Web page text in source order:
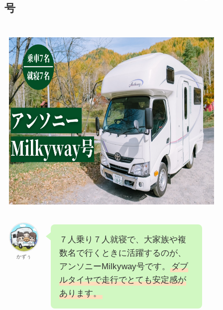
号
かずぅ
７人乗り７人就寝で、大家族や複
数名で行くときに活躍するのが、
アンソニーMilkyway号です。
ダブ
ルタイヤで走行でとても安定感が
あります。